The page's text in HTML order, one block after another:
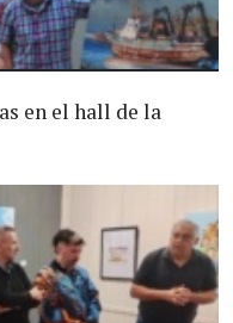
en el hall de la